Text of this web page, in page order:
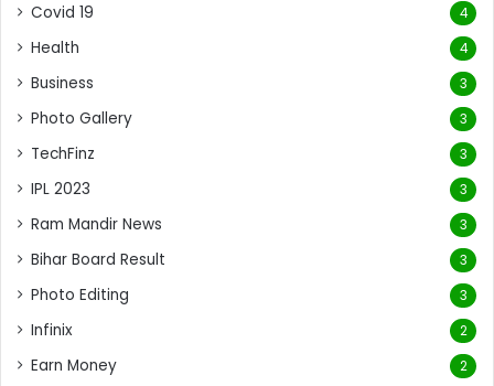
Covid 19 4
Health 4
Business 3
Photo Gallery 3
TechFinz 3
IPL 2023 3
Ram Mandir News 3
Bihar Board Result 3
Photo Editing 3
Infinix 2
Earn Money 2